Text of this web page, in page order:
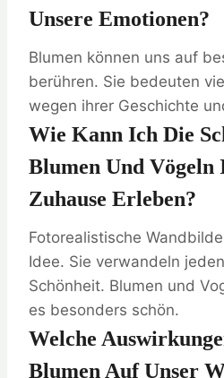
Unsere Emotionen?
Blumen können uns auf
berühren. Sie bedeuten
wegen ihrer Geschichte
Wie Kann Ich Die
Blumen Und Vögeln
Zuhause Erleben?
Fotorealistische
Idee. Sie verwandeln
Schönheit. Blumen und
es besonders schön.
Welche
Blumen Auf Unser